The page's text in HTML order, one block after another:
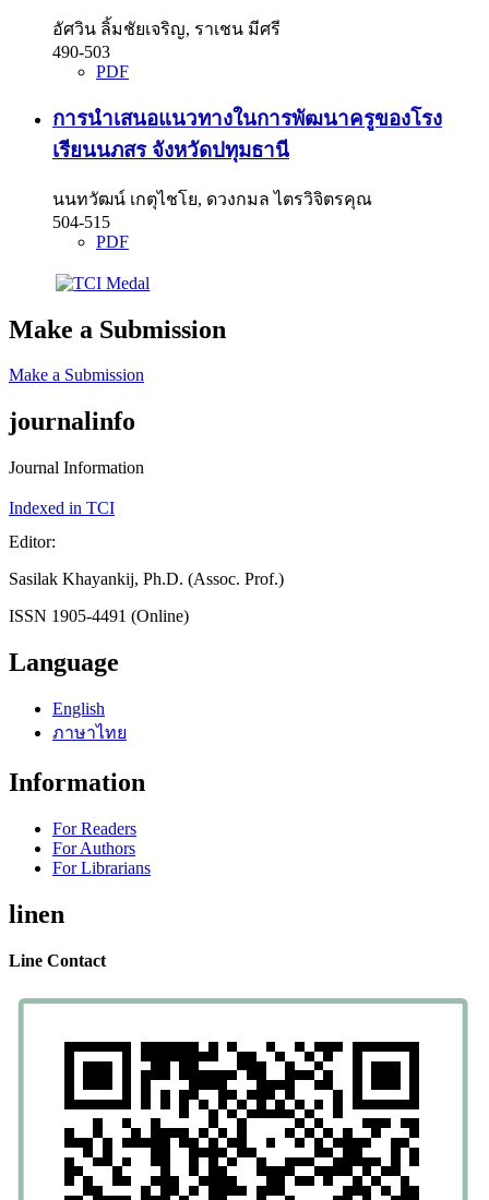
อัศวิน ลิ้มชัยเจริญ, ราเชน มีศรี
490-503
PDF
การนำเสนอแนวทางในการพัฒนาครูของโรง
เรียนนภสร จังหวัดปทุมธานี
นนทวัฒน์ เกตุไชโย, ดวงกมล ไตรวิจิตรคุณ
504-515
PDF
Make a Submission
Make a Submission
journalinfo
Journal Information
Indexed in TCI
Editor:
Sasilak Khayankij, Ph.D. (Assoc. Prof.)
ISSN 1905-4491 (Online)
Language
English
ภาษาไทย
Information
For Readers
For Authors
For Librarians
linen
Line Contact